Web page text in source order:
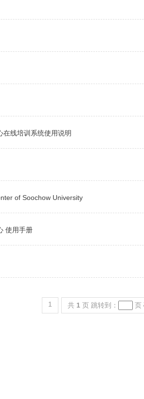
在线培训系统使用说明
of Soochow University
使用手册
1 共 1 页 跳转到： 页